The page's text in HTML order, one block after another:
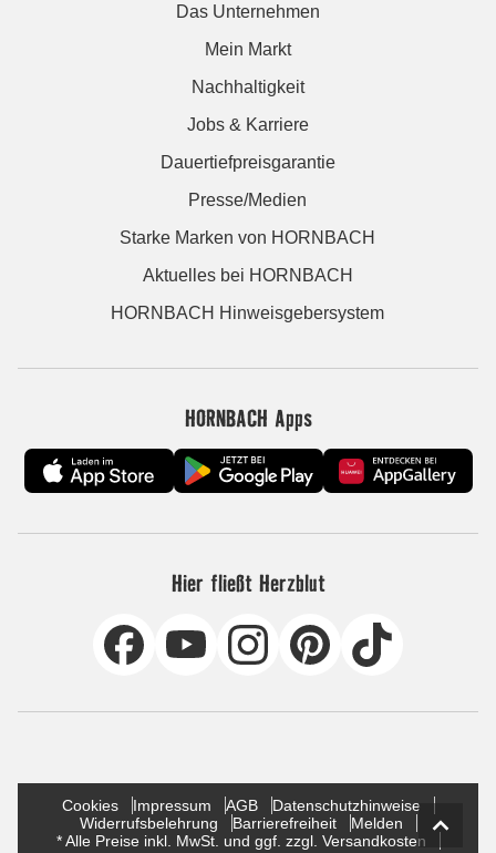
Das Unternehmen
Mein Markt
Nachhaltigkeit
Jobs & Karriere
Dauertiefpreisgarantie
Presse/Medien
Starke Marken von HORNBACH
Aktuelles bei HORNBACH
HORNBACH Hinweisgebersystem
HORNBACH Apps
Hier fließt Herzblut
Cookies Impressum AGB
Datenschutzhinweise
Widerrufsbelehrung
Barrierefreiheit
Melden
* Alle Preise inkl. MwSt. und ggf. zzgl. Versandkosten